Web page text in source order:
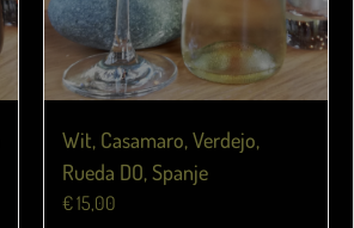
Wit, Casamaro, Verdejo,
Rueda DO, Spanje
€15,00